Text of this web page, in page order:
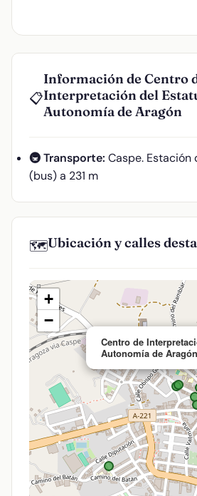
📋
Información de Centro
Interpretación del
Autonomía de Aragón
🚇 Transporte: Caspe. Estación
(bus) a 231 m
🗺️Ubicación y calles
Centro de
Autonomía de Aragón
+
−